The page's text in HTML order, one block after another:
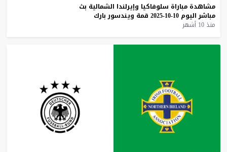
مشاهدة مباراة سلوفاكيا وإيرلندا الشمالية بث
مباشر اليوم 10-10-2025 قمة ويندسور بارك
منذ 10 أشهر